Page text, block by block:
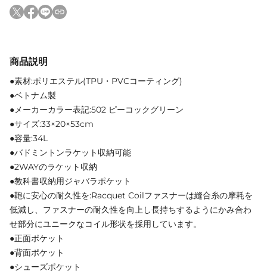
商品説明
●素材:ポリエステル(TPU・PVCコーティング)
●ベトナム製
●メーカーカラー表記:502 ピーコックグリーン
●サイズ:33×20×53cm
●容量:34L
●バドミントンラケット収納可能
●2WAYのラケット収納
●教科書収納用ジャバラポケット
●鞄に安心の耐久性を:Racquet Coilファスナーは縫合糸の摩耗を
低減し、ファスナーの耐久性を向上し長持ちするようにかみ合わ
せ部分にユニークなコイル形状を採用しています。
●正面ポケット
●背面ポケット
●シューズポケット